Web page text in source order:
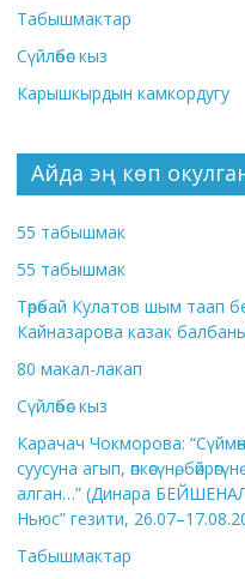
Табышмактар
Сүйлөбөс кыз
Карышкырдын камкордугу
Айда эң көп
55 табышмак
55 табышмак
Төрөбай Кулатов шым таап
Кайназарова казак
80 макал-лакап
Сүйлөбөс кыз
Карачач Чокморова:
суусуна агып, өпкөсүнө,
алган…” (Динара
Ньюс” гезити,
Табышмактар